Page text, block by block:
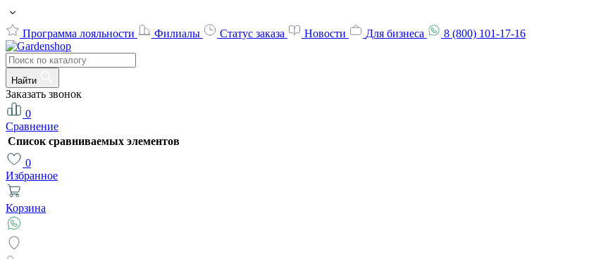
Программа лояльности Филиалы Статус заказа Новости Для бизнеса 8 (800) 101-17-16
Найти
Заказать звонок
0
Сравнение
Список сравниваемых элементов
0
Избранное
Корзина